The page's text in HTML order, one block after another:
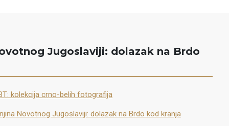
Jugoslaviji: dolazak na Brdo
kolekcija crno-belih fotografija
Novotnog Jugoslaviji: dolazak na Brdo kod kranja